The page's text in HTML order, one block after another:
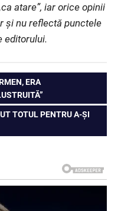
atare”, iar orice opinii
și nu reflectă punctele
editorului.
ERA
TOTUL PENTRU A-ȘI